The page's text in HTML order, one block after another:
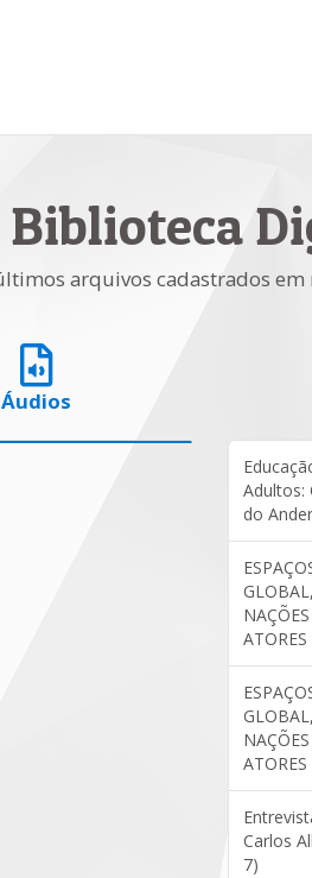
Biblioteca
arquivos cadastrados
Áudios
Adultos:
do
Carlos
7)